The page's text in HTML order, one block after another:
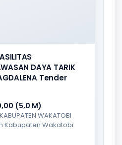
DAYA TARIK
Tender
(5,0 M)
WAKATOBI
Kabupaten Wakatobi